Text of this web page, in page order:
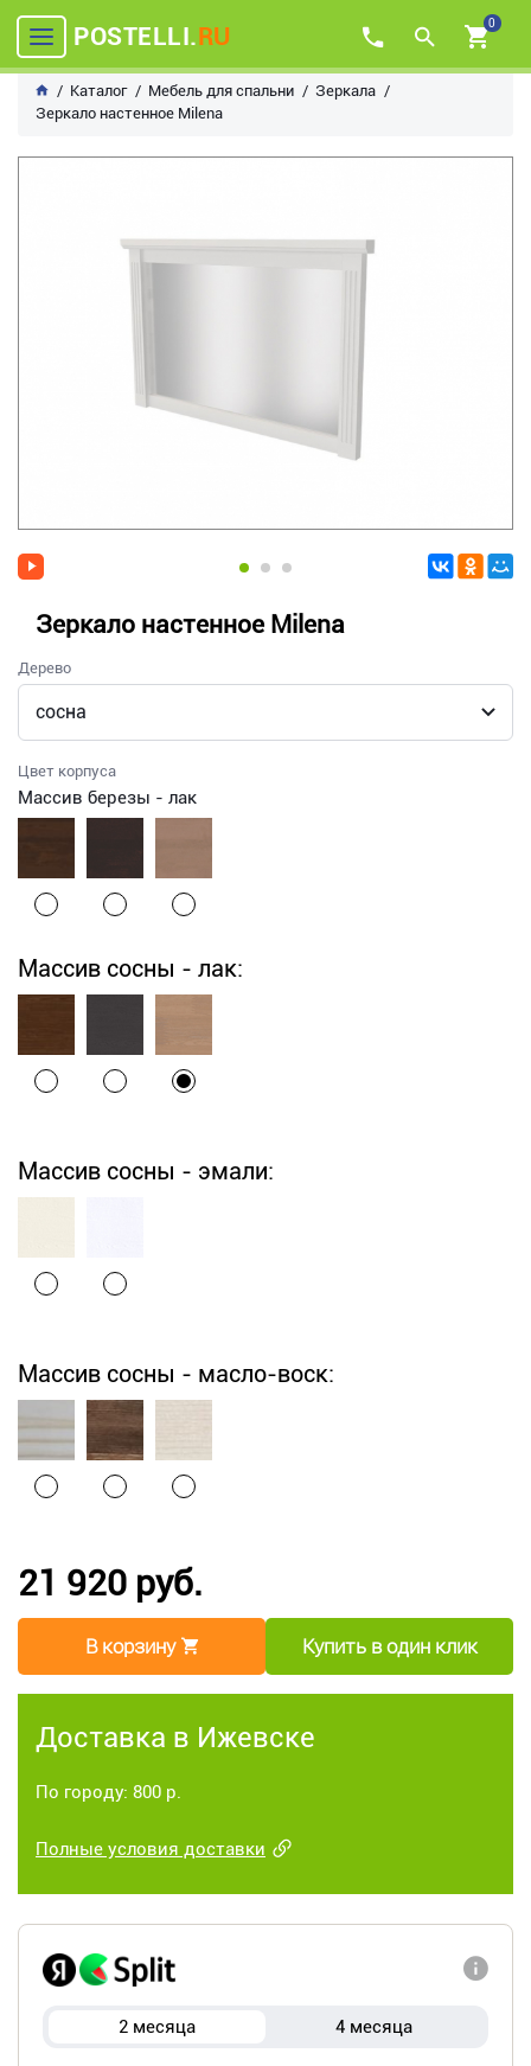
POSTELLI.RU 0
Каталог Мебель для спальни
Зеркала
Зеркало настенное Milena
Зеркало настенное Milena
Дерево
Цвет корпуса
Массив березы - лак
Массив сосны - лак:
Массив сосны - эмали:
Массив сосны - масло-воск:
21 920 руб.
В корзину Купить в один клик
Доставка в Ижевске
По городу: 800 р.
Полные условия доставки
2 месяца 4 месяца